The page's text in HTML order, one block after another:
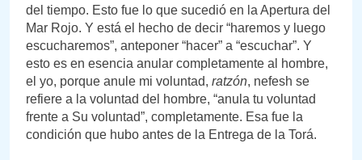
del tiempo. Esto fue lo que sucedió en la Apertura del
Mar Rojo. Y está el hecho de decir “haremos y luego
escucharemos”, anteponer “hacer” a “escuchar”. Y
esto es en esencia anular completamente al hombre,
el yo, porque anule mi voluntad, ratzón, nefesh se
refiere a la voluntad del hombre, “anula tu voluntad
frente a Su voluntad”, completamente. Esa fue la
condición que hubo antes de la Entrega de la Torá.